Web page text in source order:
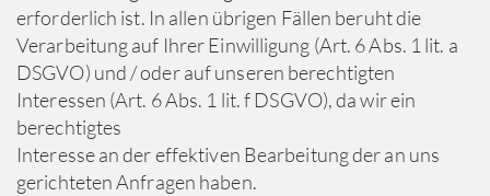
erforderlich ist. In allen übrigen Fällen beruht die
Verarbeitung auf Ihrer Einwilligung (Art. 6 Abs. 1 lit. a
DSGVO) und / oder auf unseren berechtigten
Interessen (Art. 6 Abs. 1 lit. f DSGVO), da wir ein
berechtigtes
Interesse an der effektiven Bearbeitung der an uns
gerichteten Anfragen haben.